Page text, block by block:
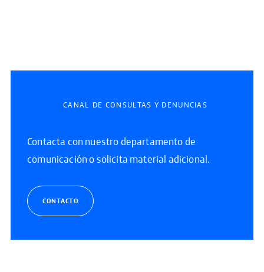
CANAL DE CONSULTAS Y DENUNCIAS
Contacta con nuestro departamento de
comunicación o solicita material adicional.
CONTACTO